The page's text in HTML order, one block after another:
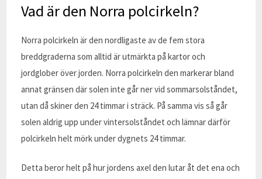
Vad är den Norra polcirkeln?
Norra polcirkeln är den nordligaste av de fem stora
breddgraderna som alltid är utmärkta på kartor och
jordglober över jorden. Norra polcirkeln den markerar bland
annat gränsen där solen inte går ner vid sommarsolståndet,
utan då skiner den 24 timmar i sträck. På samma vis så går
solen aldrig upp under vintersolståndet och lämnar därför
polcirkeln helt mörk under dygnets 24 timmar.
Detta beror helt på hur jordens axel den lutar åt det ena och